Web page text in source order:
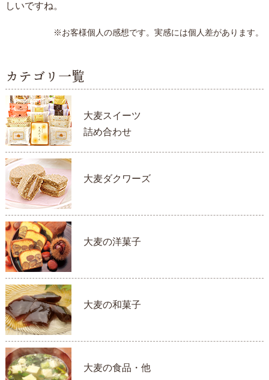
しいですね。
※お客様個人の感想です。実感には個人差があります。
カテゴリ一覧
大麦スイーツ
詰め合わせ
大麦ダクワーズ
大麦の洋菓子
大麦の和菓子
大麦の食品・他